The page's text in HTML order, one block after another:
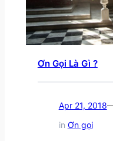
Ơn Gọi Là Gì ?
Apr 21, 2018
in Ơn gọi